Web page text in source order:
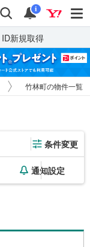
検索 通知
i
ID新規取得
竹林町の物件一覧
条件変更
通知設定